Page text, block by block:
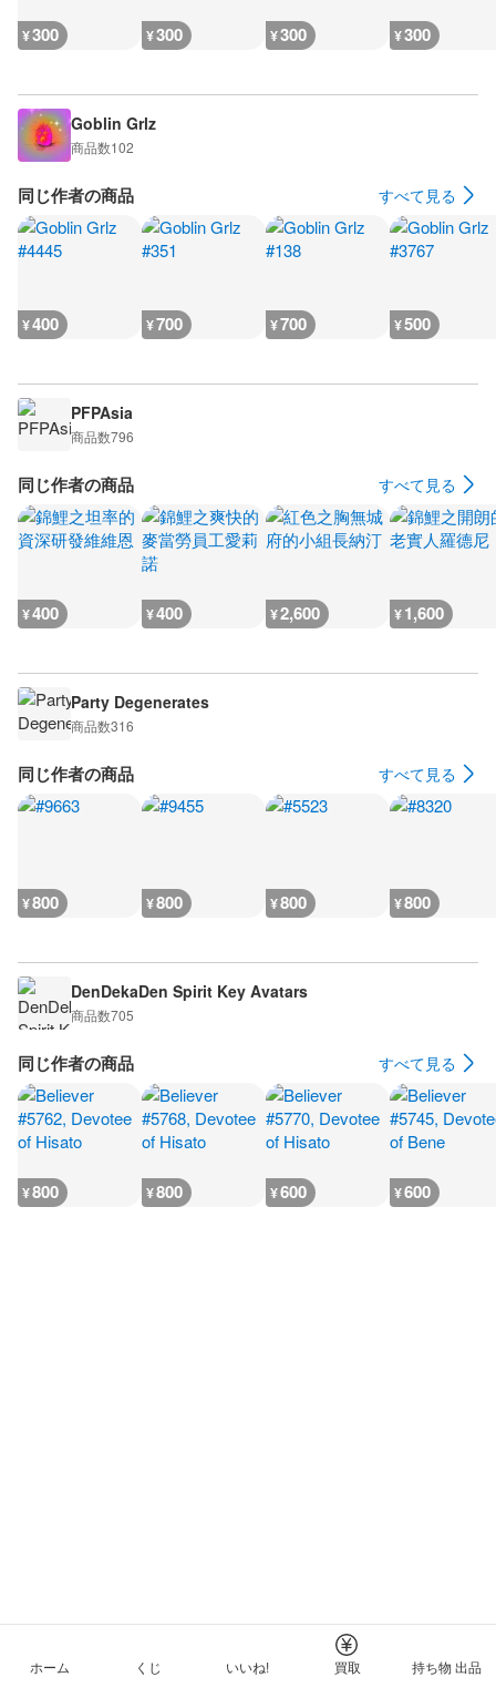
¥300 ¥300 ¥300 ¥300
Goblin Grlz
商品数102
同じ作者の商品 すべて見る
¥400 ¥700 ¥700 ¥500
PFPAsia
商品数796
同じ作者の商品 すべて見る
¥400 ¥400 ¥2,600 ¥1,600
Party Degenerates
商品数316
同じ作者の商品 すべて見る
¥800 ¥800 ¥800 ¥800
DenDekaDen Spirit Key Avatars
商品数705
同じ作者の商品 すべて見る
¥800 ¥800 ¥600 ¥600
ホーム くじ いいね! 買取 持ち物 出品